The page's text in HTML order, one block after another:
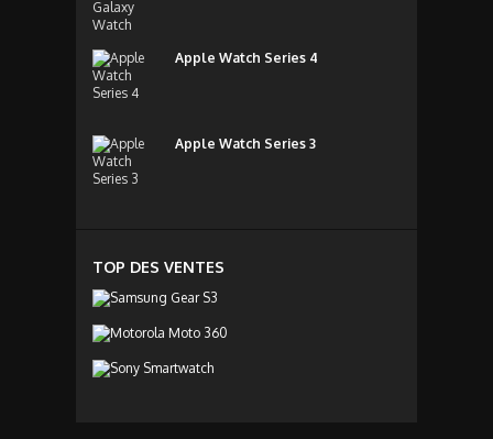
Apple Watch Series 4
Apple Watch Series 3
TOP DES VENTES